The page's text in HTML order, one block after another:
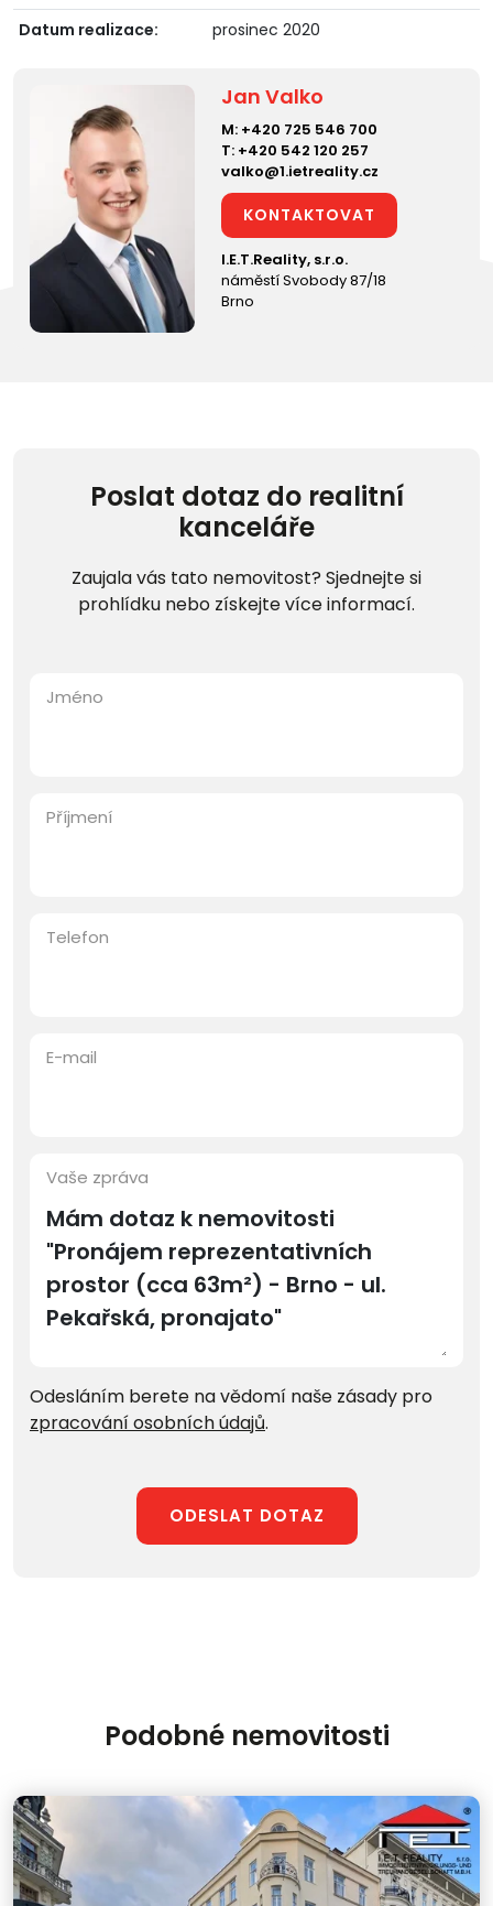
Datum realizace:
prosinec 2020
Jan Valko
M: +420 725 546 700
T: +420 542 120 257
valko@1.ietreality.cz
KONTAKTOVAT
I.E.T.Reality, s.r.o.
náměstí Svobody 87/18
Brno
Poslat dotaz do realitní
kanceláře
Zaujala vás tato nemovitost? Sjednejte si
prohlídku nebo získejte více informací.
Jméno
Příjmení
Telefon
E-mail
Vaše zpráva
Odesláním berete na vědomí naše zásady pro
zpracování osobních údajů.
ODESLAT DOTAZ
Podobné nemovitosti